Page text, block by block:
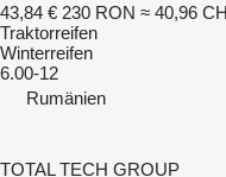
43,84 € 230 RON ≈ 40,96
Traktorreifen
Winterreifen
6.00-12
Rumänien
TOTAL TECH GROUP